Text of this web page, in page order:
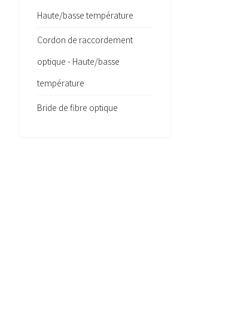
Haute/basse température
Cordon de raccordement
optique - Haute/basse
température
Bride de fibre optique